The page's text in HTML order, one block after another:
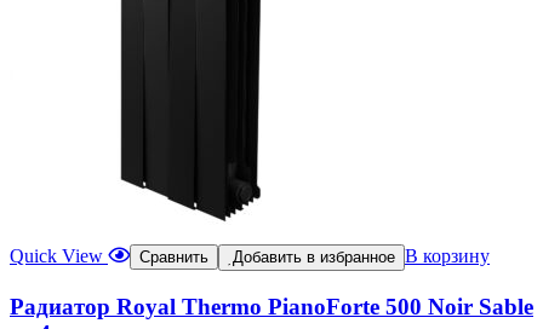
Quick View Сравнить Добавить в избранное В корзину
Радиатор Royal Thermo PianoForte 500 Noir Sable